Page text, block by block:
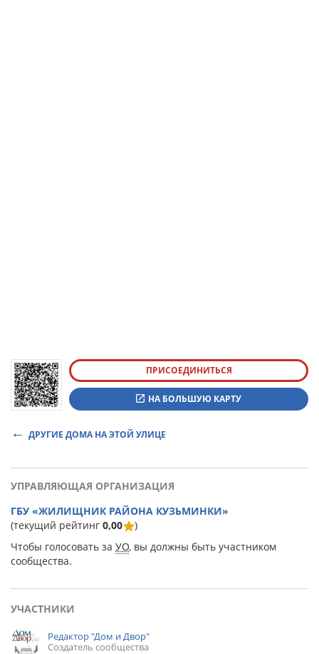
ПРИСОЕДИНИТЬСЯ
НА БОЛЬШУЮ КАРТУ
ДРУГИЕ ДОМА НА ЭТОЙ УЛИЦЕ
УПРАВЛЯЮЩАЯ ОРГАНИЗАЦИЯ
ГБУ «ЖИЛИЩНИК РАЙОНА КУЗЬМИНКИ»
(текущий рейтинг 0,00
)
Чтобы голосовать за УО, вы должны быть участником
сообщества.
УЧАСТНИКИ
Редактор "Дом и Двор"
Создатель сообщества